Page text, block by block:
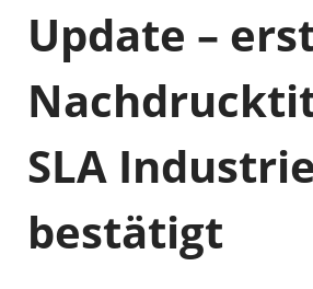
Update –
SLA
bestätigt